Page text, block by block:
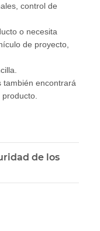
control de
o necesita
de proyecto,
también encontrará
de los